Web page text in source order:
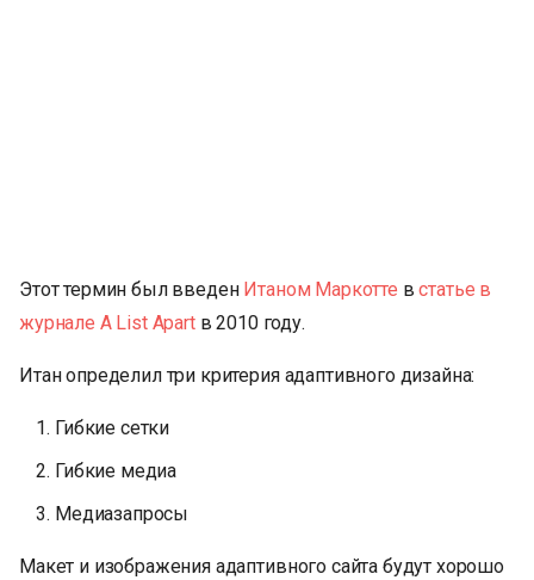
Этот термин был введен Итаном Маркотте встатье в
журнале A List Apartв 2010 году.
Итан определил три критерия адаптивного дизайна:
Гибкие сетки
Гибкие медиа
Медиазапросы
Макет и изображения адаптивного сайта будут хорошо